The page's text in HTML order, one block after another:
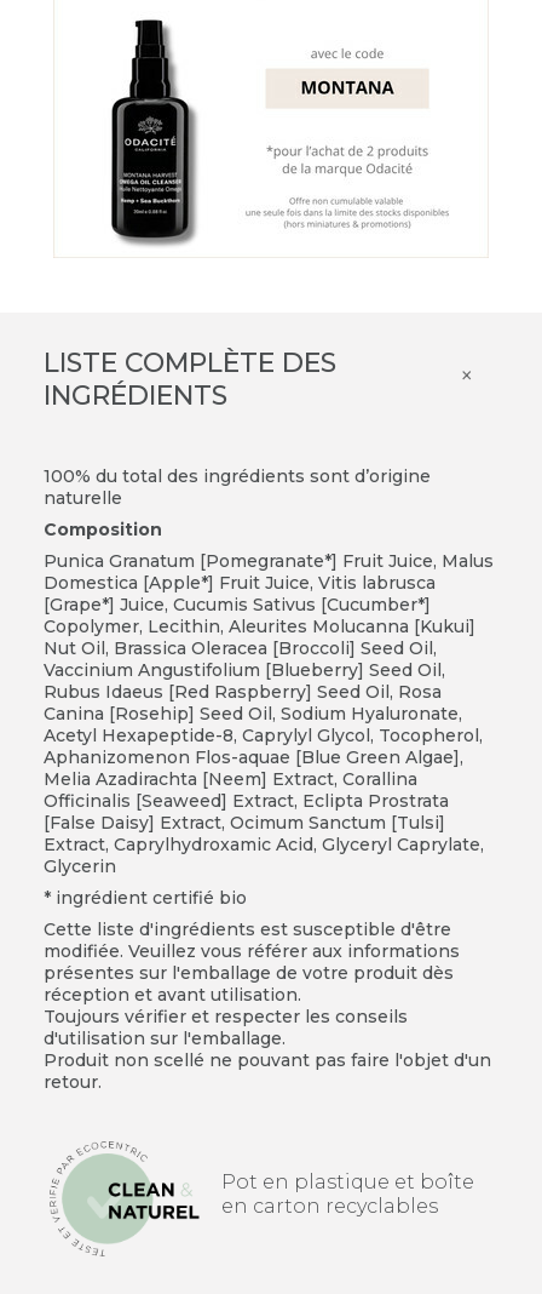
LISTE COMPLÈTE DES
INGRÉDIENTS
×
100% du total des ingrédients sont d’origine
naturelle
Composition
Punica Granatum [Pomegranate*] Fruit Juice, Malus
Domestica [Apple*] Fruit Juice, Vitis labrusca
[Grape*] Juice, Cucumis Sativus [Cucumber*]
Copolymer, Lecithin, Aleurites Molucanna [Kukui]
Nut Oil, Brassica Oleracea [Broccoli] Seed Oil,
Vaccinium Angustifolium [Blueberry] Seed Oil,
Rubus Idaeus [Red Raspberry] Seed Oil, Rosa
Canina [Rosehip] Seed Oil, Sodium Hyaluronate,
Acetyl Hexapeptide-8, Caprylyl Glycol, Tocopherol,
Aphanizomenon Flos-aquae [Blue Green Algae],
Melia Azadirachta [Neem] Extract, Corallina
Officinalis [Seaweed] Extract, Eclipta Prostrata
[False Daisy] Extract, Ocimum Sanctum [Tulsi]
Extract, Caprylhydroxamic Acid, Glyceryl Caprylate,
Glycerin
* ingrédient certifié bio
Cette liste d'ingrédients est susceptible d'être
modifiée. Veuillez vous référer aux informations
présentes sur l'emballage de votre produit dès
réception et avant utilisation.
Toujours vérifier et respecter les conseils
d'utilisation sur l'emballage.
Produit non scellé ne pouvant pas faire l'objet d'un
retour.
Pot en plastique et boîte
en carton recyclables